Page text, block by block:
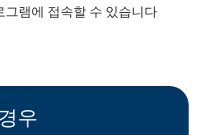
그램에 접속할 수 있습니다
경우